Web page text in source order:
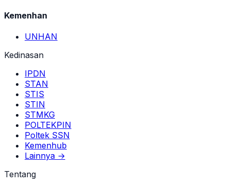
Kemenhan
UNHAN
Kedinasan
IPDN
STAN
STIS
STIN
STMKG
POLTEKPIN
Poltek SSN
Kemenhub
Lainnya →
Tentang